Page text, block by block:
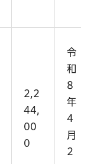
2,2
44,
00
0
令
和
8
年
4
月
2